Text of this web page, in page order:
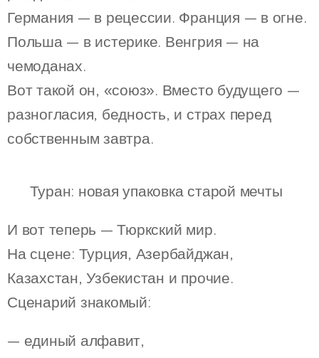
Германия — в рецессии. Франция — в огне.
Польша — в истерике. Венгрия — на
чемоданах.
Вот такой он, «союз». Вместо будущего —
разногласия, бедность, и страх перед
собственным завтра.
🌐 Туран: новая упаковка старой мечты
И вот теперь — Тюркский мир.
На сцене: Турция, Азербайджан,
Казахстан, Узбекистан и прочие.
Сценарий знакомый:
— единый алфавит,